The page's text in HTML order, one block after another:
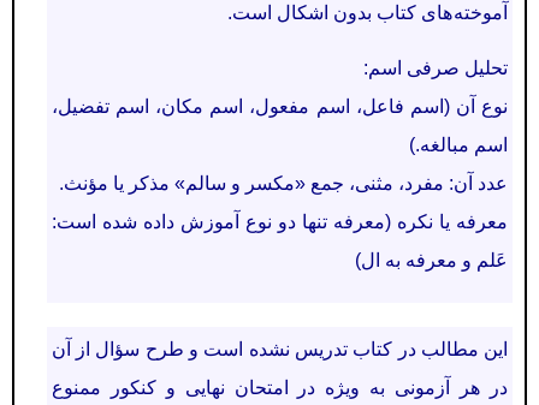
آموخته های کتاب بدون اشکال است.
تحليل صرفی اسم:
نوع آن(اسم فاعل، اسم مفعول، اسم مكان، اسم تفضيل،
اسم مبالغه.)
عدد آن: مفرد، مثنی، جمع «مكسر و سالم» مذكر يا مؤنث.
معرفه يا نكره (معرفه تنها دو نوع آموزش داده شده است:
عَلم و معرفه به ال)
اين مطالب در كتاب تدريس نشده است و طرح سؤال از آن
در هر آزمونی به ويژه در امتحان نهایی و كنكور ممنوع